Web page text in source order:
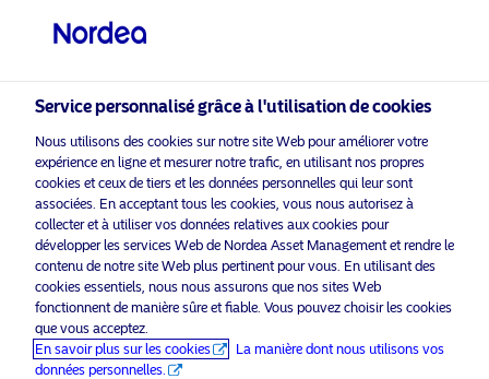
Veuillez sélectionner le type
d’investisseur auquel vous
appartenez
Pays
Suisse
Investisseur qualifié
Service personnalisé grâce à l'utilisation de cookies
Nous utilisons des cookies sur notre site Web pour améliorer votre
expérience en ligne et mesurer notre trafic, en utilisant nos propres
cookies et ceux de tiers et les données personnelles qui leur sont
associées. En acceptant tous les cookies, vous nous autorisez à
collecter et à utiliser vos données relatives aux cookies pour
développer les services Web de Nordea Asset Management et rendre le
contenu de notre site Web plus pertinent pour vous. En utilisant des
cookies essentiels, nous nous assurons que nos sites Web
fonctionnent de manière sûre et fiable. Vous pouvez choisir les cookies
que vous acceptez.
En savoir plus sur les cookies
La manière dont nous utilisons vos
données personnelles.